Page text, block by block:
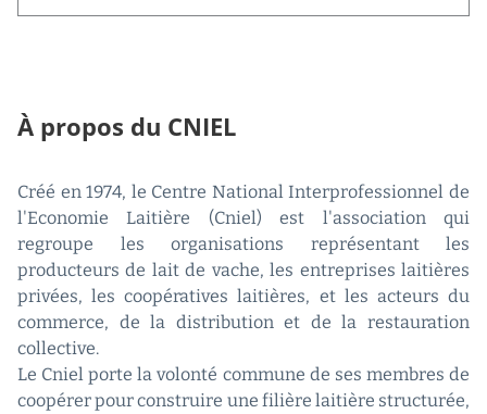
À propos du CNIEL
Créé en 1974, le Centre National Interprofessionnel de
l'Economie Laitière (Cniel) est l'association qui
regroupe les organisations représentant les
producteurs de lait de vache, les entreprises laitières
privées, les coopératives laitières, et les acteurs du
commerce, de la distribution et de la restauration
collective.
Le Cniel porte la volonté commune de ses membres de
coopérer pour construire une filière laitière structurée,